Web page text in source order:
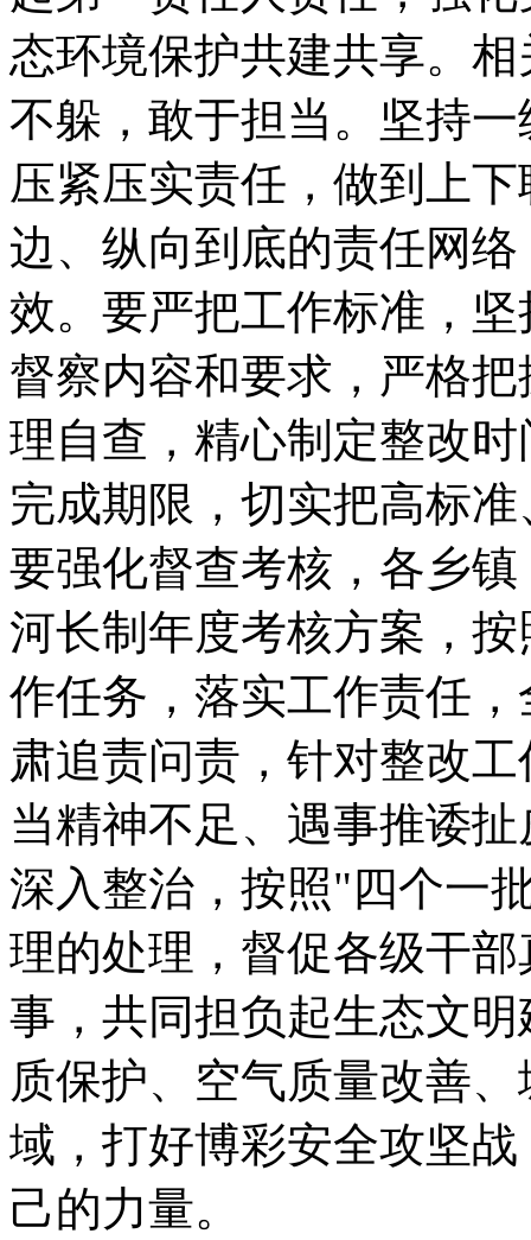
态环境保护共建共享。
不躲，敢于担当。坚持
压紧压实责任，做到上
边、纵向到底的责任网
效。要严把工作标准，
督察内容和要求，严格
理自查，精心制定整改
完成期限，切实把高标
要强化督查考核，各乡
河长制年度考核方案，
作任务，落实工作责任
肃追责问责，针对整改
当精神不足、遇事推诿
深入整治，按照"四个一
理的处理，督促各级干
事，共同担负起生态文
质保护、空气质量改善
域，打好博彩安全攻坚
己的力量。